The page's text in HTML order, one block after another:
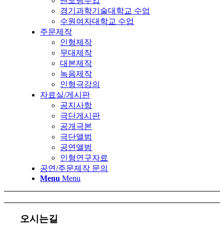
경기과학기술대학교 수업
수원여자대학교 수업
주문제작
인형제작
무대제작
대본제작
녹음제작
인형극강의
자료실/게시판
공지사항
극단게시판
공개극본
극단앨범
공연앨범
인형연구자료
공연/주문제작 문의
Menu Menu
오시는길